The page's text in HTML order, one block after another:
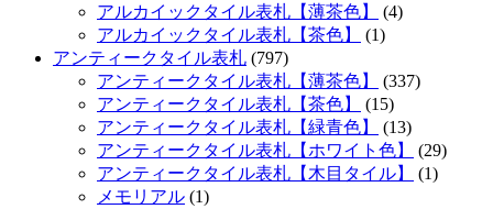
アルカイックタイル表札【薄茶色】
(4)
アルカイックタイル表札【茶色】
(1)
アンティークタイル表札 (797)
アンティークタイル表札【薄茶色】
(337)
アンティークタイル表札【茶色】
(15)
アンティークタイル表札【緑青色】
(13)
アンティークタイル表札【ホワイト色】
(29)
アンティークタイル表札【木目タイル】
(1)
メモリアル (1)